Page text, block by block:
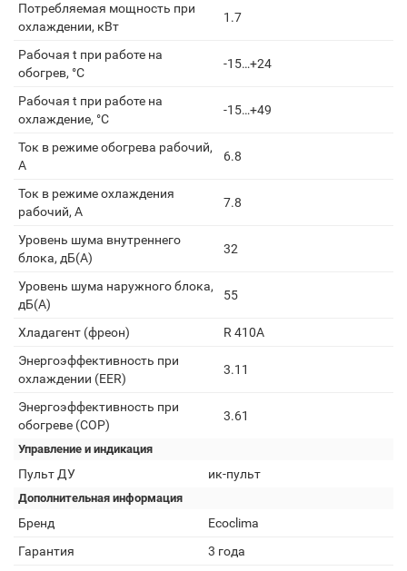
Потребляемая мощность при
охлаждении, кВт
1.7
Рабочая t при работе на
обогрев, °С
-15…+24
Рабочая t при работе на
охлаждение, °С
-15…+49
Ток в режиме обогрева рабочий,
А
6.8
Ток в режиме охлаждения
рабочий, А
7.8
Уровень шума внутреннего
блока, дБ(А)
32
Уровень шума наружного блока,
дБ(А)
55
Хладагент (фреон)
R 410A
Энергоэффективность при
охлаждении (EER)
3.11
Энергоэффективность при
обогреве (COP)
3.61
Управление и индикация
Пульт ДУ ик-пульт
Дополнительная информация
Бренд
Ecoclima
Гарантия
3 года